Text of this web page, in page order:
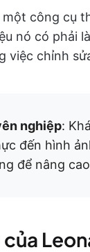
một công cụ
nó có phải
việc chỉnh
nghiệp:
đến hình
để nâng
của